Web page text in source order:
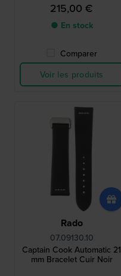
215,00 €
● En stock
Comparer
Voir les produits
Rado
07.09130.10
Captain Cook Automatic 21
mm Bracelet Cuir Noir